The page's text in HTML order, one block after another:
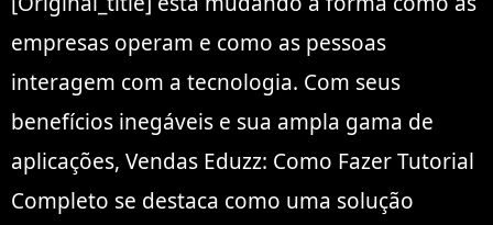
empresas operam e como as pessoas
interagem com a tecnologia. Com seus
benefícios inegáveis e sua ampla gama de
aplicações, Vendas Eduzz: Como Fazer Tutorial
Completo se destaca como uma solução